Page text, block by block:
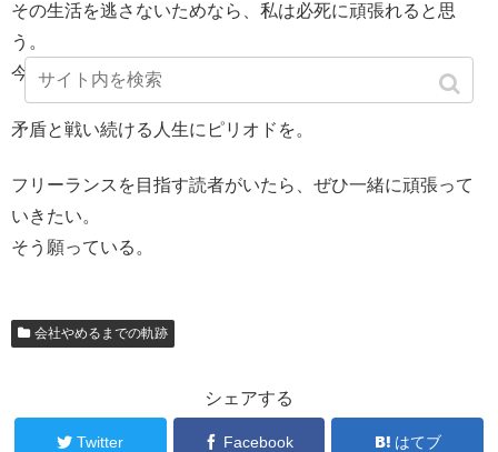
その生活を逃さないためなら、私は必死に頑張れると思
う。
今のこの気持ちを忘れないようにしたい。
矛盾と戦い続ける人生にピリオドを。
フリーランスを目指す読者がいたら、ぜひ一緒に頑張って
いきたい。
そう願っている。
会社やめるまでの軌跡
シェアする
Twitter Facebook はてブ